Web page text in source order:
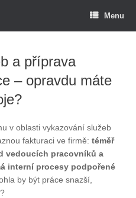
Menu
a příprava
– opravdu máte
v oblasti vykazování služeb
fakturaci ve firmě: téměř
vedoucích pracovníků a
interní procesy podpořené
by být práce snazší,